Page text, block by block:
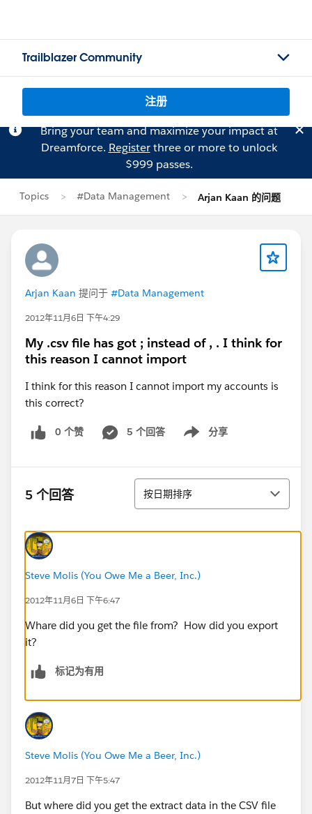
Trailblazer Community
注册
Bring your team and maximize your impact at
Dreamforce. Registerthree or more to unlock
$999 passes.
Topics #Data Management Arjan Kaan 的问题
Arjan Kaan 提问于 #Data Management
2012年11月6日 下午4:29
My .csv file has got ; instead of , . I think for
this reason I cannot import
I think for this reason I cannot import my accounts is
this correct?
0 个赞 5 个回答 分享
Show menu
5 个回答 排序
按日期排序
Steve Molis (You Owe Me a Beer, Inc.)
2012年11月6日 下午6:47
Whare did you get the file from? How did you export
it?
标记为有用
Steve Molis (You Owe Me a Beer, Inc.)
2012年11月7日 下午5:47
But where did you get the extract data in the CSV file